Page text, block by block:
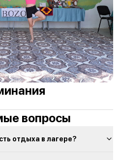
вопросы
отдыха в лагере?